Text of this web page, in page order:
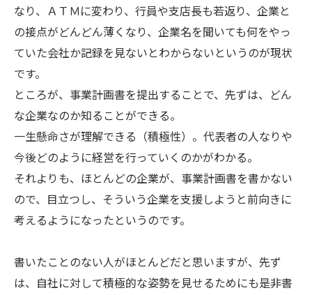
なり、ＡＴＭに変わり、行員や支店長も若返り、企業と
の接点がどんどん薄くなり、企業名を聞いても何をやっ
ていた会社か記録を見ないとわからないというのが現状
です。
ところが、事業計画書を提出することで、先ずは、どん
な企業なのか知ることができる。
一生懸命さが理解できる（積極性）。代表者の人なりや
今後どのように経営を行っていくのかがわかる。
それよりも、ほとんどの企業が、事業計画書を書かない
ので、目立つし、そういう企業を支援しようと前向きに
考えるようになったというのです。
書いたことのない人がほとんどだと思いますが、先ず
は、自社に対して積極的な姿勢を見せるためにも是非書